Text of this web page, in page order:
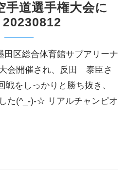
手道選手権大会に
田区総合体育館サブアリーナ
会開催され、反田 泰臣さ
戦をしっかりと勝ち抜き、
た(^_-)-☆ リアルチャンピオ